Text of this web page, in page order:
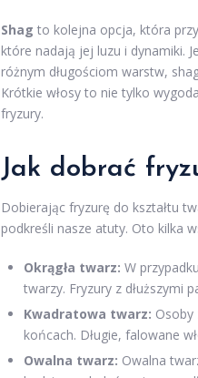
Shag to kolejna opcja, która
które nadają jej luzu i dynamiki.
różnym długościom warstw,
Krótkie włosy to nie tylko
fryzury.
Jak dobrać
Dobierając fryzurę do kształtu
podkreśli nasze atuty. Oto kilka
Okrągła twarz: W
twarzy. Fryzury z dłuższymi
Kwadratowa twarz:
końcach. Długie, falowane
Owalna twarz: Owalna